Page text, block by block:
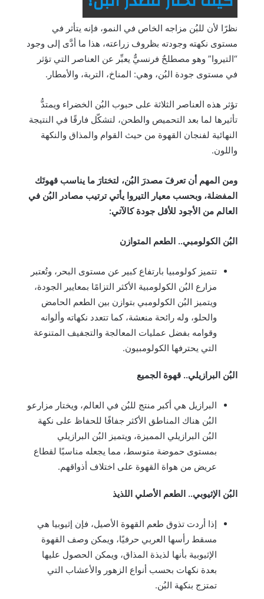
نظرًا لأن للبُن مزاجه الخاص في النمو، فإنه يتأثر في
مستوى نكهته وجودته بظروف زراعته، هذا ما أدَّى إلى وجود
“التيروا” وهو مصطلحٌ فرنسيٌّ يعبِّر عن العناصر التي تؤثر
في مستوى جودة البُن، وهي: المناخ، التربة، والأمطار.
تؤثر هذه العناصر الثلاثة على حبوب البُن الخضراء ويمتدُّ
تأثيرها لما بعد التحميص والطحن، لتشكّل فارقًا في النتيجة
النهائية لفنجان القهوة من حيث القوام والمذاق والنكهة
واللون.
ومن المهم أن تعرفَ مصدرَ البُن، لتختارَ ما يناسب قهوتَك
المفضلة، وبحسب معيار التيروا يأتي ترتيب مصادر البُن في
العالم من الأجود للأقل جودة كالآتي:
البُن الكولومبي.. الطعم المتوازن
تتميز كولومبيا بارتفاع كبير عن مستوى البحر، وتُعتبر
مزارع البُن الكولومبية الأكثر التزامًا بمعايير الجودة،
ويتميز البُن الكولومبي بتوازن بين الطعم الحامض
والحلو، وله رائحة منعشة، كما تتعدد نكهاته وألوانه
وقوامه بفضل عمليات المعالجة والتجفيف المتنوعة
التي يحترفها الكولومبيون.
البُن البرازيلي.. قهوة الجميع
البرازيل هي أكبر منتج للبُن في العالم، ويختار مزارعو
البُن هناك المناطق الأكثر جفافًا للحفاظ على نكهة
البُن البرازيلي المميزة، ويتميز البُن البرازيلي
بمستوى حموضة متوسط، مما يجعله مناسبًا لقطاع
عريض من هواة القهوة على اختلاف أذواقهم.
البُن الإثيوبي.. الطعم الأصلي اللذيذ
إذا أردت تذوق طعم القهوة الأصيل، فإن إثيوبيا هي
مسقط رأسها العربي حرفيًا، ويمكن وصف القهوة
الإثيوبية بأنها لذيذة المذاق، ويمكن الحصول عليها
بعدة نكهات بحسب أنواع الزهور والأعشاب التي
تمتزج بنكهة البُن.